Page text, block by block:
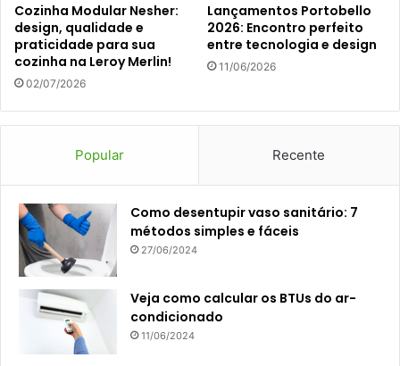
Cozinha Modular Nesher:
design, qualidade e
praticidade para sua
cozinha na Leroy Merlin!
02/07/2026
Lançamentos Portobello
2026: Encontro perfeito
entre tecnologia e design
11/06/2026
Popular Recente
Como desentupir vaso sanitário: 7
métodos simples e fáceis
27/06/2024
Veja como calcular os BTUs do ar-
condicionado
11/06/2024